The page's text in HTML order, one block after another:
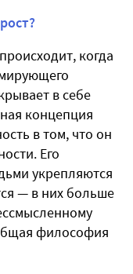
когда
в себе
концепция
в том, что он
Его
укрепляются
— в них больше
философия